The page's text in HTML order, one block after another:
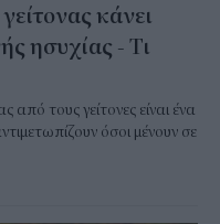
κάνει
ησυχίας - Τι
τους γείτονες είναι ένα
όσοι μένουν σε